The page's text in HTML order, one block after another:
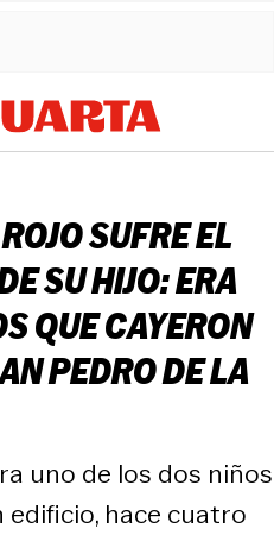
SUFRE EL
SU HIJO: ERA
QUE CAYERON
PEDRO DE LA
uno de los dos niños
hace cuatro